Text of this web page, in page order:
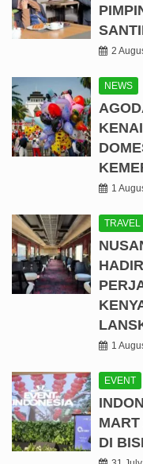
2
NEWS
1
TRAVEL
1
EVENT
DI